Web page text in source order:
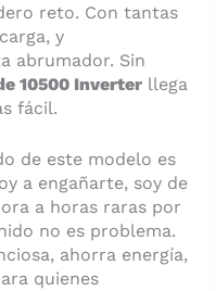
reto. Con tantas
y
abrumador. Sin
10500 Inverterllega
fácil.
de este modelo es
a engañarte, soy de
a horas raras por
no es problema.
ahorra energía,
quienes